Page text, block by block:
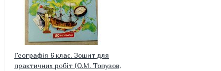
Географія 6 клас. Зошит для
практичних робіт (О.М. Топузов,